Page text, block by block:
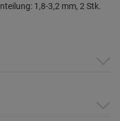
1,8-3,2 mm, 2 Stk.